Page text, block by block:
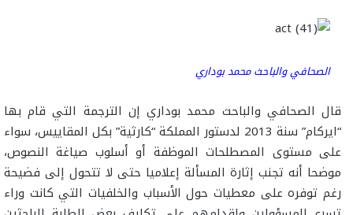
الصحافي والباحث محمد بوداري
قال الصحافي والباحث محمد بوداري إن الترجمة التي قام بها
“ايركام” سنة 2013 لدستور المملكة “كارثية” بكل المقاييس، سواء
على مستوى المصطلحات الموظفة أو أسلوب صياغة النصوص،
موضحا أنه تجنب إثارة المسألة إعلاميا حتى لا تتحول إلى فضيحة
رغم توفره على معطيات حول الأسباب والخلفيات التي كانت وراء